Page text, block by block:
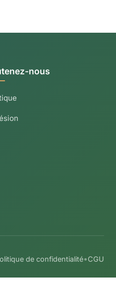
nous
de confidentialité•CGU